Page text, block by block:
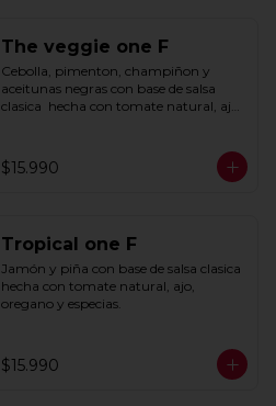
The veggie one F
Cebolla, pimenton, champiñon y
aceitunas negras con base de salsa
clasica  hecha con tomate natural, ajo,
$15.990
Tropical one F
Jamón y piña con base de salsa clasica
hecha con tomate natural, ajo,
oregano y especias.
$15.990